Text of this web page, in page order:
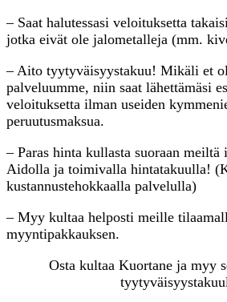
– Saat halutessasi veloituksetta
jotka eivät ole jalometalleja (mm.
– Aito tyytyväisyystakuu! Mikäli et
palveluumme, niin saat lähettämäsi
veloituksetta ilman useiden
peruutusmaksua.
– Paras hinta kullasta suoraan
Aidolla ja toimivalla hintatakuulla!
kustannustehokkaalla palvelulla)
– Myy kultaa helposti meille
myyntipakkauksen.
Osta kultaa Kuortane ja myy